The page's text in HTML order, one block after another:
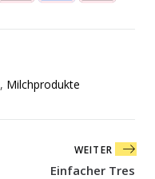
, Milchprodukte
WEITER
Einfacher Tres